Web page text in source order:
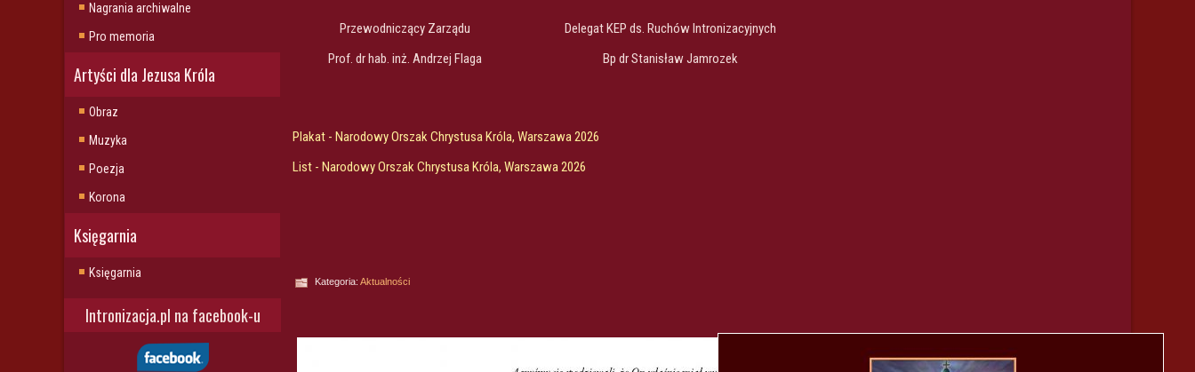
Nagrania archiwalne
Pro memoria
Artyści dla Jezusa Króla
Obraz
Muzyka
Poezja
Korona
Księgarnia
Księgarnia
Intronizacja.pl na facebook-u
Przewodniczący Zarządu
Prof. dr hab. inż. Andrzej Flaga
Delegat KEP ds. Ruchów Intronizacyjnych
Bp dr Stanisław Jamrozek
Plakat - Narodowy Orszak Chrystusa Króla, Warszawa 2026
List - Narodowy Orszak Chrystusa Króla, Warszawa 2026
Kategoria: Aktualności